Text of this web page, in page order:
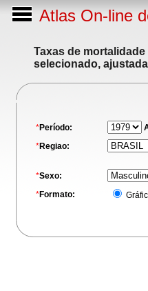
Atlas On-line
Taxas de
selecionado,
*Período:
*Regiao:
*Sexo:
*Formato: